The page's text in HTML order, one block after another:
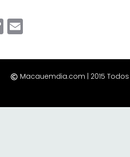
C
y
Li
ail
Macauemdia.com | 2015